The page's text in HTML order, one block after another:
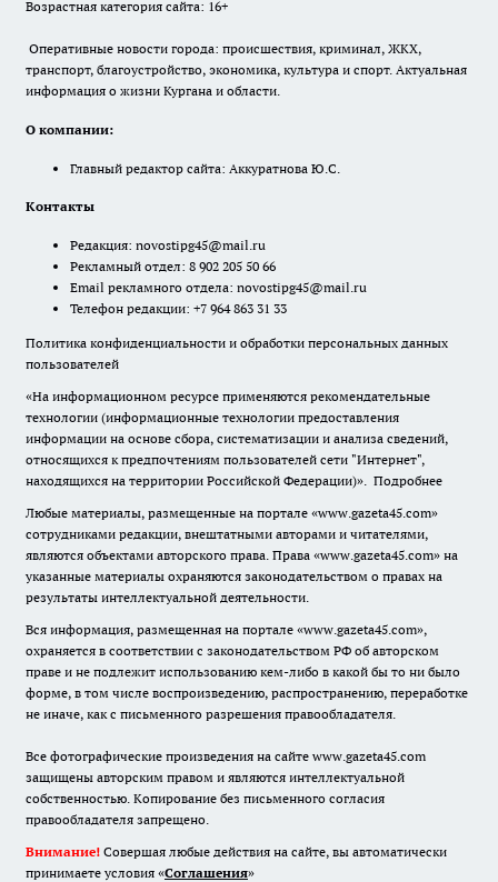
Возрастная категория сайта: 16+
Оперативные новости города: происшествия, криминал, ЖКХ,
транспорт, благоустройство, экономика, культура и спорт. Актуальная
информация о жизни Кургана и области.
О компании:
Главный редактор сайта: Аккуратнова Ю.С.
Контакты
Редакция: novostipg45@mail.ru
Рекламный отдел: 8 902 205 50 66
Email рекламного отдела: novostipg45@mail.ru
Телефон редакции: +7 964 863 31 33
Политика конфиденциальности и обработки персональных данных
пользователей
«На информационном ресурсе применяются рекомендательные
технологии (информационные технологии предоставления
информации на основе сбора, систематизации и анализа сведений,
относящихся к предпочтениям пользователей сети "Интернет",
находящихся на территории Российской Федерации)». Подробнее
Любые материалы, размещенные на портале «www.gazeta45.com»
сотрудниками редакции, внештатными авторами и читателями,
являются объектами авторского права. Права «www.gazeta45.com» на
указанные материалы охраняются законодательством о правах на
результаты интеллектуальной деятельности.
Вся информация, размещенная на портале «www.gazeta45.com»,
охраняется в соответствии с законодательством РФ об авторском
праве и не подлежит использованию кем-либо в какой бы то ни было
форме, в том числе воспроизведению, распространению, переработке
не иначе, как с письменного разрешения правообладателя.
Все фотографические произведения на сайте www.gazeta45.com
защищены авторским правом и являются интеллектуальной
собственностью. Копирование без письменного согласия
правообладателя запрещено.
Внимание! Совершая любые действия на сайте, вы автоматически
принимаете условия «Cоглашения»